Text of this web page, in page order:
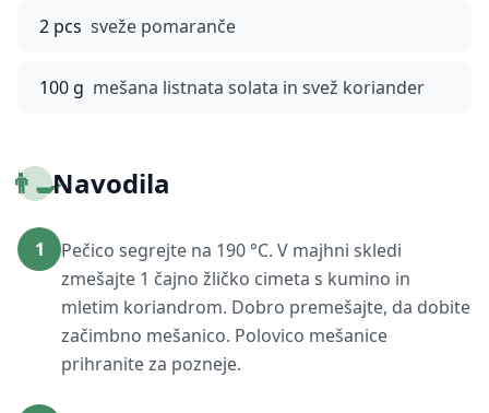
2 pcs sveže pomaranče
100 g mešana listnata solata in svež koriander
👨‍🍳Navodila
1
Pečico segrejte na 190 °C. V majhni skledi
zmešajte 1 čajno žličko cimeta s kumino in
mletim koriandrom. Dobro premešajte, da dobite
začimbno mešanico. Polovico mešanice
prihranite za pozneje.